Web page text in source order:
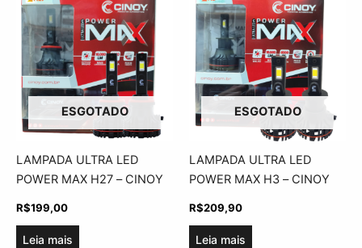
ESGOTADO
LAMPADA ULTRA LED
POWER MAX H27 – CINOY
R$199,00
Leia mais
ESGOTADO
LAMPADA ULTRA LED
POWER MAX H3 – CINOY
R$209,90
Leia mais